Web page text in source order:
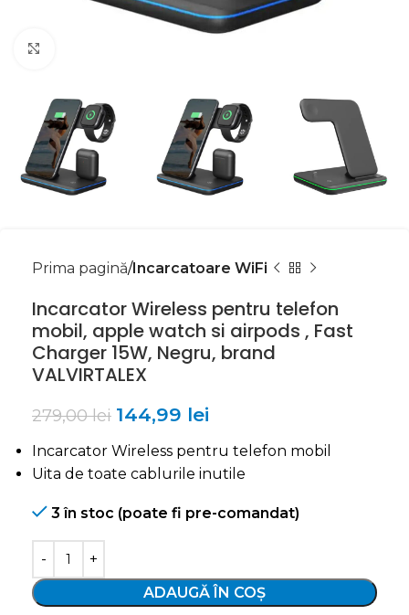
Prima pagină Incarcatoare WiFi
Incarcator Wireless pentru telefon
mobil, apple watch si airpods , Fast
Charger 15W, Negru, brand
VALVIRTALEX
279,00lei 144,99 lei
Incarcator Wireless pentru telefon mobil
Uita de toate cablurile inutile
3 în stoc (poate fi pre-comandat)
ADAUGĂ ÎN COȘ